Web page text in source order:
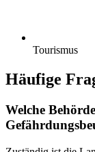
Tourismus
Häufige
Welche